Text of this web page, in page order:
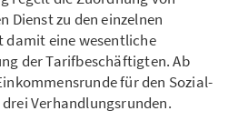
Dienst zu den einzelnen
damit eine wesentliche
der Tarifbeschäftigten. Ab
für den Sozial-
Verhandlungsrunden.